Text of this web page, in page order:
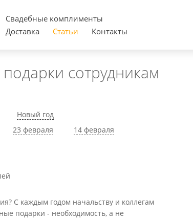
Cвадебные комплименты
Доставка Статьи Контакты
сотрудникам
Новый год
23 февраля
14 февраля
С каждым годом начальству и коллегам
подарки - необходимость, а не